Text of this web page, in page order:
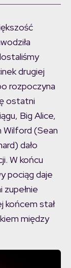
drugiej
rozpoczyna
ostatni
Big Alice,
Wilford (Sean
dało
W końcu
pociąg daje
końcem stał
między